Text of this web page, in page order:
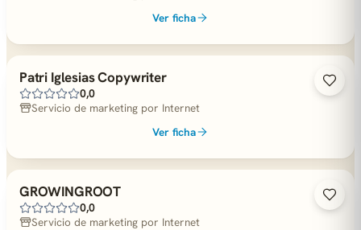
Ver ficha
Patri Iglesias Copywriter
0,0
Servicio de marketing por Internet
Ver ficha
GROWINGROOT
0,0
Servicio de marketing por Internet